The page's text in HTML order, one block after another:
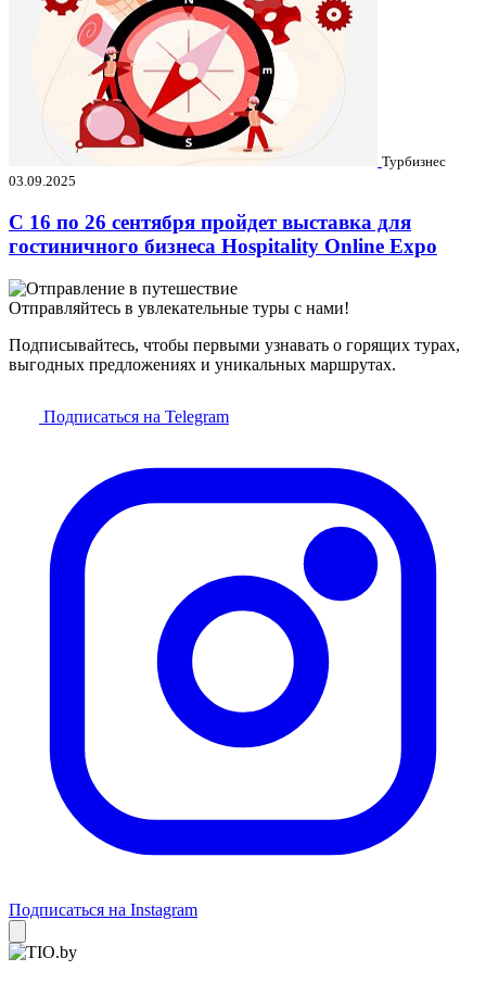
Турбизнес
03.09.2025
C 16 по 26 сентября пройдет выставка для
гостиничного бизнеса Hospitality Online Expo
Отправляйтесь в увлекательные туры с нами!
Подписывайтесь, чтобы первыми узнавать о горящих турах,
выгодных предложениях и уникальных маршрутах.
Подписаться на Telegram
Подписаться на Instagram